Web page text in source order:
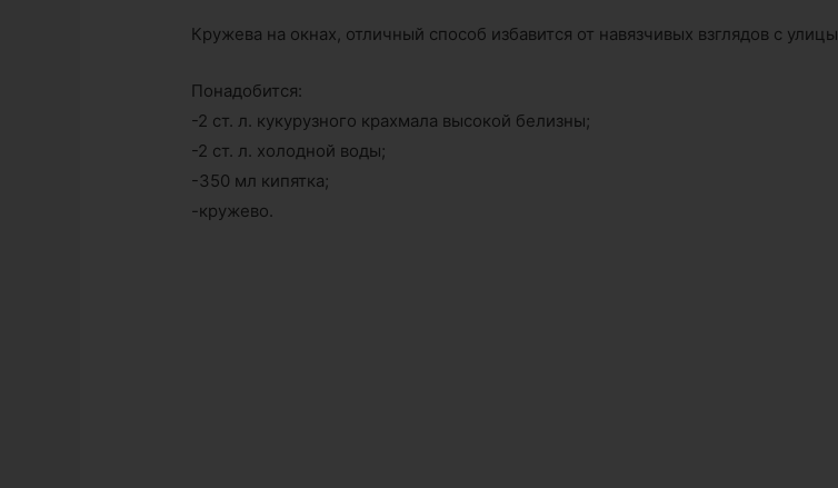
Кружева на окнах, отличный способ избавится от навязчивых взглядов с улицы
Понадобится:
-2 ст. л. кукурузного крахмала высокой белизны;
-2 ст. л. холодной воды;
-350 мл кипятка;
-кружево.